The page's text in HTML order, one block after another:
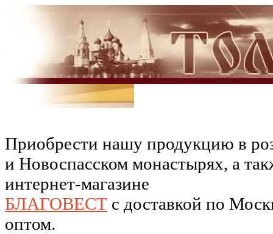
Приобрести нашу продукцию в
и Новоспасском монастырях, а
интернет-магазине
БЛАГОВЕСТ c доставкой по
оптом.